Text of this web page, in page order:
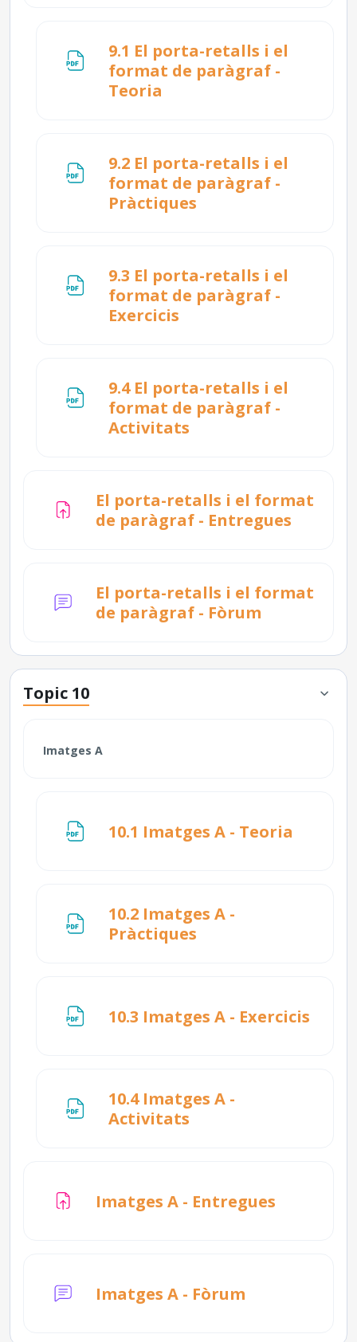
9.1 El porta-retalls i el
format de paràgraf -
Teoria
9.2 El porta-retalls i el
format de paràgraf -
Pràctiques
9.3 El porta-retalls i el
format de paràgraf -
Exercicis
9.4 El porta-retalls i el
format de paràgraf -
Activitats
El porta-retalls i el format
de paràgraf - Entregues
El porta-retalls i el format
de paràgraf - Fòrum
Topic 10
Imatges A
10.1 Imatges A - Teoria
10.2 Imatges A -
Pràctiques
10.3 Imatges A - Exercicis
10.4 Imatges A -
Activitats
Imatges A - Entregues
Imatges A - Fòrum